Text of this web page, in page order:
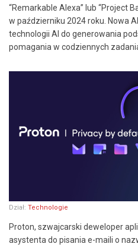
“Remarkable Alexa” lub “Project
w październiku 2024 roku. Nowa
technologii AI do generowania
pomagania w codziennych
Dział: Technologie
Proton, szwajcarski deweloper
asystenta do pisania e-maili o